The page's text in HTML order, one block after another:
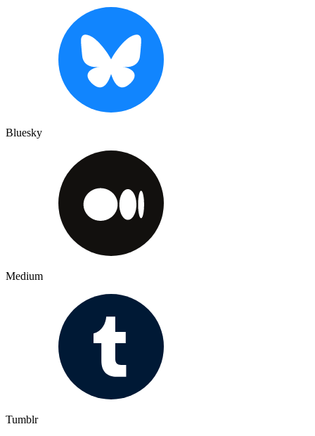
Bluesky
Medium
Tumblr